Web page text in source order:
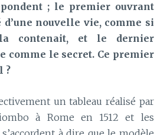
; le premier ouvrant
nouvelle vie, comme si
contenait, et le dernier
comme le secret. Ce premier
?
un tableau réalisé par
à Rome en 1512 et les